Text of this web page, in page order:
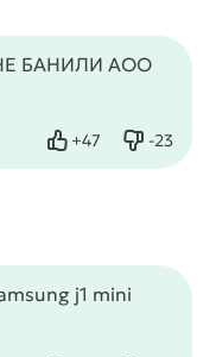
БАНИЛИ АОО
+47
Нравится -23
Не
j1 mini